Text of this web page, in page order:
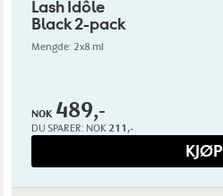
Lash Idôle
Black 2-pack
Mengde: 2x8 ml
NOK 489,-
DU SPARER: NOK 211,-
KJØP